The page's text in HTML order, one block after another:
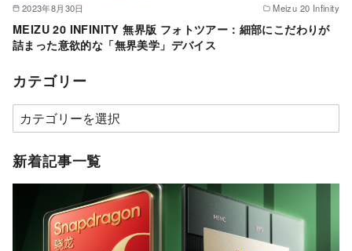
2023年8月30日 Meizu 20 Infinity
MEIZU 20 INFINITY 無界版 フォトツアー：細部にこだわりが
詰まった意欲的な「無界美学」デバイス
カテゴリー
カ
テ
ゴ
新着記事一覧